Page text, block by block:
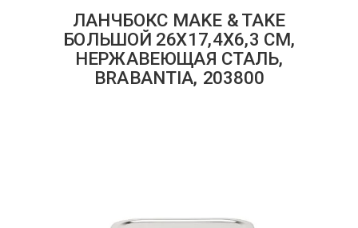
ЛАНЧБОКС MAKE & TAKE
БОЛЬШОЙ 26Х17,4Х6,3 СМ,
НЕРЖАВЕЮЩАЯ СТАЛЬ,
BRABANTIA, 203800